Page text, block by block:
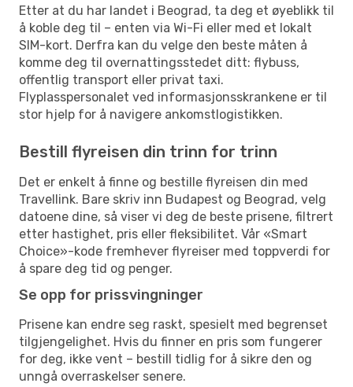
Etter at du har landet i Beograd, ta deg et øyeblikk til
å koble deg til – enten via Wi-Fi eller med et lokalt
SIM-kort. Derfra kan du velge den beste måten å
komme deg til overnattingsstedet ditt: flybuss,
offentlig transport eller privat taxi.
Flyplasspersonalet ved informasjonsskrankene er til
stor hjelp for å navigere ankomstlogistikken.
Bestill flyreisen din trinn for trinn
Det er enkelt å finne og bestille flyreisen din med
Travellink. Bare skriv inn Budapest og Beograd, velg
datoene dine, så viser vi deg de beste prisene, filtrert
etter hastighet, pris eller fleksibilitet. Vår «Smart
Choice»-kode fremhever flyreiser med toppverdi for
å spare deg tid og penger.
Se opp for prissvingninger
Prisene kan endre seg raskt, spesielt med begrenset
tilgjengelighet. Hvis du finner en pris som fungerer
for deg, ikke vent – bestill tidlig for å sikre den og
unngå overraskelser senere.